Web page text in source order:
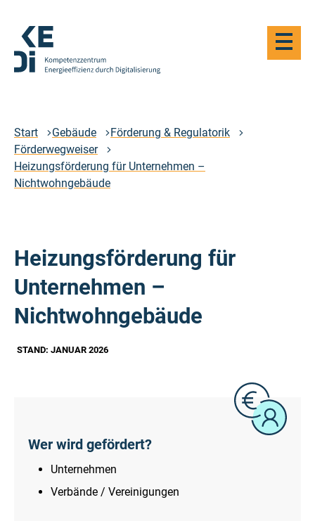
Hauptinhalt
springen
durch
Digitalisierung
-
Zur
Haupt-
öffnen
Start Gebäude
Förderung & Regulatorik
Förderwegweiser
Heizungsförderung für Unternehmen –
Nichtwohngebäude
Heizungsförderung für
Unternehmen –
Nichtwohngebäude
STAND: JANUAR 2026
Wer wird gefördert?
Unternehmen
Verbände / Vereinigungen